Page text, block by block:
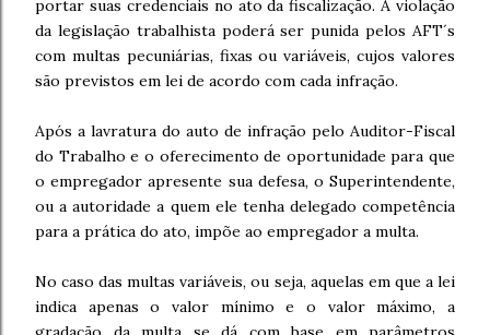
portar suas credenciais no ato da fiscalização. A violação
da legislação trabalhista poderá ser punida pelos AFT´s
com multas pecuniárias, fixas ou variáveis, cujos valores
são previstos em lei de acordo com cada infração.
Após a lavratura do auto de infração pelo Auditor-Fiscal
do Trabalho e o oferecimento de oportunidade para que
o empregador apresente sua defesa, o Superintendente,
ou a autoridade a quem ele tenha delegado competência
para a prática do ato, impõe ao empregador a multa.
No caso das multas variáveis, ou seja, aquelas em que a lei
indica apenas o valor mínimo e o valor máximo, a